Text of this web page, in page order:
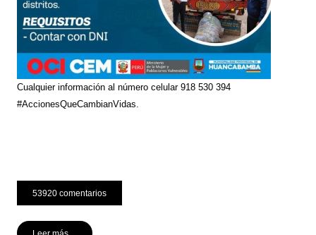
Cualquier información al número celular 918 530 394
#AccionesQueCambianVidas.
53920 comentarios